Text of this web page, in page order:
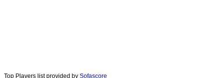
Top Players list provided by Sofascore